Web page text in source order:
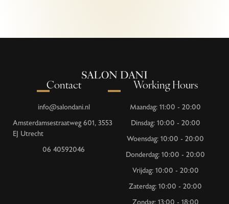
Contact
info@salondani.nl
Amsterdamsestraatweg 601, 3553
EJ Utrecht
06 40592046
Working Hours
Maandag: 11:00 - 20:00
Dinsdag: 10:00 - 20:00
Woensdag: 10:00 - 20:00
Donderdag: 10:00 - 20:00
Vrijdag: 10:00 - 20:00
Zaterdag: 10:00 - 20:00